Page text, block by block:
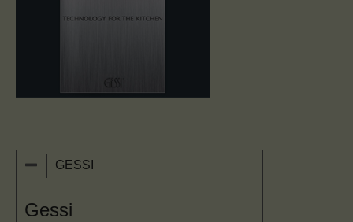
GESSI
Gessi